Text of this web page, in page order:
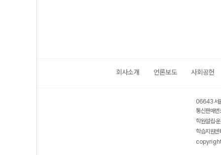
회사소개 언론보도 사회공헌
06643 서
통신판매
학원설립·
학습지원